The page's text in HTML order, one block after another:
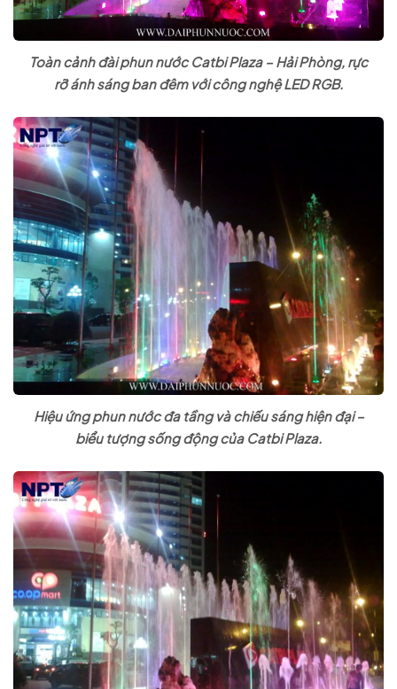
Toàn cảnh đài phun nước Catbi Plaza – Hải Phòng, rực
rỡ ánh sáng ban đêm với công nghệ LED RGB.
Hiệu ứng phun nước đa tầng và chiếu sáng hiện đại –
biểu tượng sống động của Catbi Plaza.